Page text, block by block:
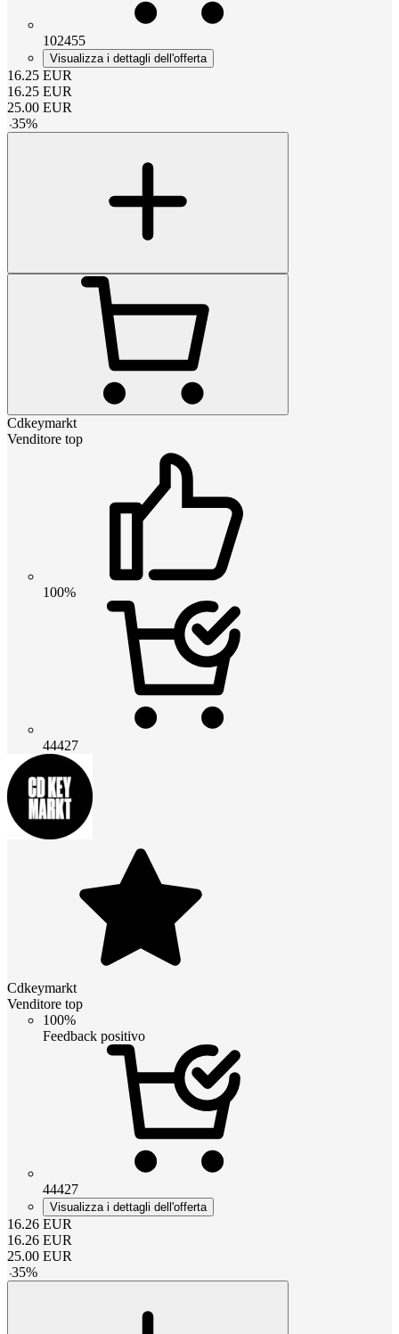
102455
Visualizza i dettagli dell'offerta
16.25 EUR
16.25 EUR
25.00 EUR
-35%
Cdkeymarkt
Venditore top
100%
44427
Cdkeymarkt
Venditore top
100%
Feedback positivo
44427
Visualizza i dettagli dell'offerta
16.26 EUR
16.26 EUR
25.00 EUR
-35%